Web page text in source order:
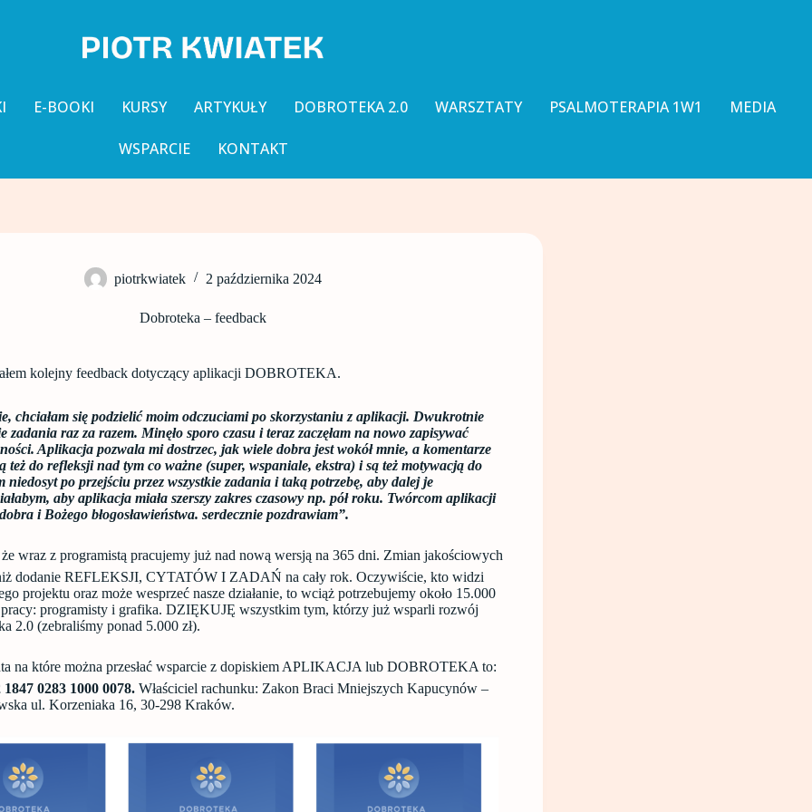
E-BOOKI KURSY ARTYKUŁY DOBROTEKA 2.0 WARSZTATY PSALMOTERAPIA 1W1 MEDIA
WSPARCIE KONTAKT
piotrkwiatek 2 października 2024
Dobroteka – feedback
kolejny feedback dotyczący aplikacji DOBROTEKA.
chciałam się podzielić moim odczuciami po skorzystaniu z aplikacji. Dwukrotnie
zadania raz za razem. Minęło sporo czasu i teraz zaczęłam na nowo zapisywać
Aplikacja pozwala mi dostrzec, jak wiele dobra jest wokół mnie, a komentarze
też do refleksji nad tym co ważne (super, wspaniale, ekstra) i są też motywacją do
niedosyt po przejściu przez wszystkie zadania i taką potrzebę, aby dalej je
aby aplikacja miała szerszy zakres czasowy np. pół roku. Twórcom aplikacji
i Bożego błogosławieństwa. serdecznie pozdrawiam”.
wraz z programistą pracujemy już nad nową wersją na 365 dni. Zmian jakościowych
dodanie REFLEKSJI, CYTATÓW I ZADAŃ na cały rok. Oczywiście, kto widzi
projektu oraz może wesprzeć nasze działanie, to wciąż potrzebujemy około 15.000
programisty i grafika. DZIĘKUJĘ wszystkim tym, którzy już wsparli rozwój
2.0 (zebraliśmy ponad 5.000 zł).
na które można przesłać wsparcie z dopiskiem APLIKACJA lub DOBROTEKA to:
0283 1000 0078. Właściciel rachunku: Zakon Braci Mniejszych Kapucynów –
ul. Korzeniaka 16, 30-298 Kraków.